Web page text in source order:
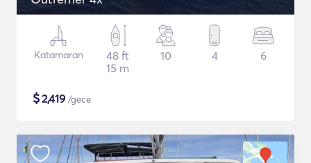
Katamaran
48 ft
15 m
10 4 6
$2,419 /gece